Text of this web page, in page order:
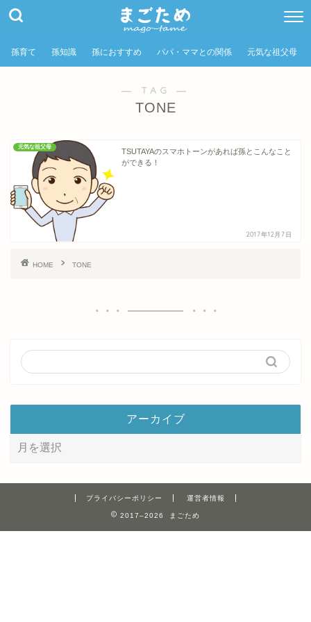
孫育て 孫知識 孫におすすめ パパ・ママとの関係 元気な祖父母
― TAG ―
TONE
元気な祖父母
TSUTAYAのスマホトーンがあれば孫とこんなこと
ができる！
2017年12月7日
HOME TONE
アーカイブ
プライバシーポリシー 運営者情報
2017–2026 まごため